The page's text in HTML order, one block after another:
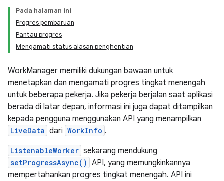
Pada halaman ini
Progres pembaruan
Pantau progres
Mengamati status alasan penghentian
WorkManager memiliki dukungan bawaan untuk
menetapkan dan mengamati progres tingkat menengah
untuk beberapa pekerja. Jika pekerja berjalan saat aplikasi
berada di latar depan, informasi ini juga dapat ditampilkan
kepada pengguna menggunakan API yang menampilkan
LiveData dari WorkInfo .
ListenableWorker sekarang mendukung
setProgressAsync() API, yang memungkinkannya
mempertahankan progres tingkat menengah. API ini